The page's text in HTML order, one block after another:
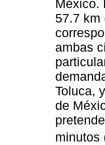
México.
57.7 km
ambas
Toluca,
de
minutos